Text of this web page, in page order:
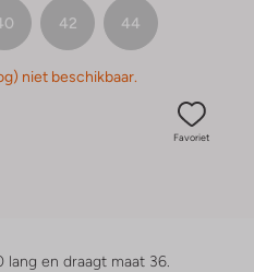
42 44
niet beschikbaar.
Favoriet
lang en draagt maat 36.